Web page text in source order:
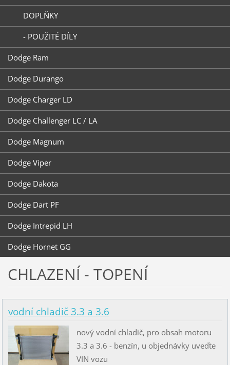
DOPLŇKY
- POUŽITÉ DÍLY
Dodge Ram
Dodge Durango
Dodge Charger LD
Dodge Challenger LC / LA
Dodge Magnum
Dodge Viper
Dodge Dakota
Dodge Dart PF
Dodge Intrepid LH
Dodge Hornet GG
CHLAZENÍ - TOPENÍ
vodní chladič 3.3 a 3.6
nový vodní chladič, pro obsah motoru
3.3 a 3.6 - benzín, u objednávky uveďte
VIN vozu